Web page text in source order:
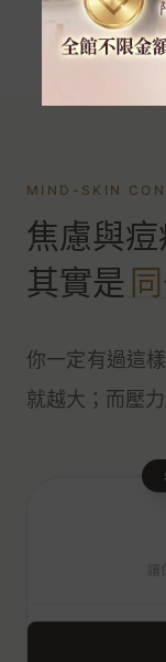
MIND-SKIN
焦慮與痘
其實是
你一定有過這
就越大；而壓
讓